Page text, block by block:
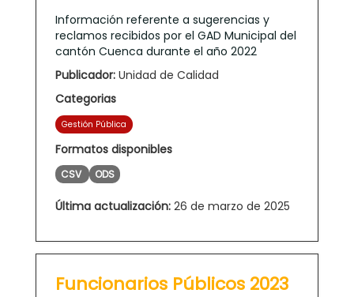
Información referente a sugerencias y
reclamos recibidos por el GAD Municipal del
cantón Cuenca durante el año 2022
Publicador: Unidad de Calidad
Categorias
Gestión Pública
Formatos disponibles
CSV ODS
Última actualización: 26 de marzo de 2025
Funcionarios Públicos 2023